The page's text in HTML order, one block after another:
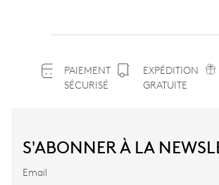
PAIEMENT
SÉCURISÉ
EXPÉDITION
GRATUITE
S'ABONNER À LA